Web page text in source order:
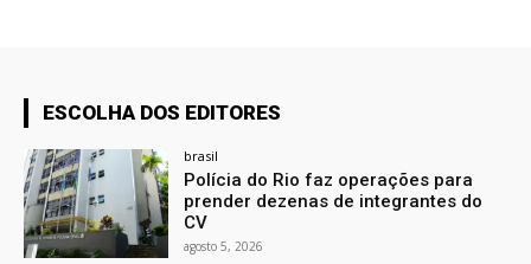
ESCOLHA DOS EDITORES
brasil
Polícia do Rio faz operações para
prender dezenas de integrantes do
CV
agosto 5, 2026